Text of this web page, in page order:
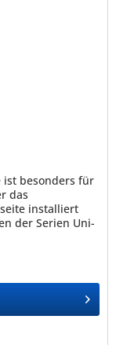
ist besonders für
das
installiert
der Serien Uni-